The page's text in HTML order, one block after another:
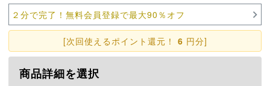
２分で完了！無料会員登録で最大90％オフ
[次回使えるポイント還元！ 6 円分]
商品詳細を選択